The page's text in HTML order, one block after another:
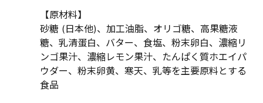
【原材料】
砂糖 (日本他)、加工油脂、オリゴ糖、高果糖液
糖、乳清蛋白、バター、食塩、粉末卵白、濃縮リ
ンゴ果汁、濃縮レモン果汁、たんぱく質ホエイパ
ウダー、粉末卵黄、寒天、乳等を主要原料とする
食品